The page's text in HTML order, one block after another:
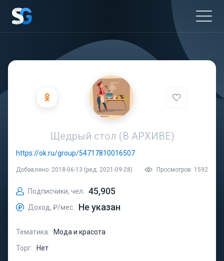
Щедрый стол (В АРХИВЕ)
https://ok.ru/group/54717810016507
Добавлено: 2018-06-13 (ред. 2021-09-28) Просмотров: 1592
Подписчики, чел. 45,905
Доход, ₽/мес. Не указан
Тематика:
Мода и красота
Торг:
Нет